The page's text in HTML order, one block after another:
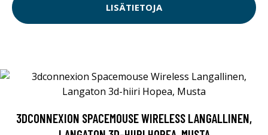
LISÄTIETOJA
3DCONNEXION SPACEMOUSE WIRELESS LANGALLINEN,